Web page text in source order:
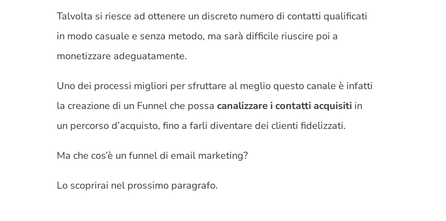
Talvolta si riesce ad ottenere un discreto numero di contatti qualificati
in modo casuale e senza metodo, ma sarà difficile riuscire poi a
monetizzare adeguatamente.
Uno dei processi migliori per sfruttare al meglio questo canale è infatti
la creazione di un Funnel che possacanalizzare i contatti acquisiti in
un percorso d’acquisto, fino a farli diventare dei clienti fidelizzati.
Ma che cos’è un funnel di email marketing?
Lo scoprirai nel prossimo paragrafo.